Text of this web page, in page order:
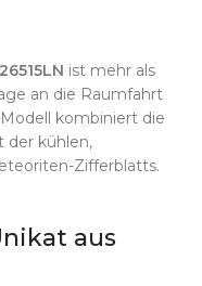
ist mehr als
an die Raumfahrt
kombiniert die
der kühlen,
Zifferblatts.
aus